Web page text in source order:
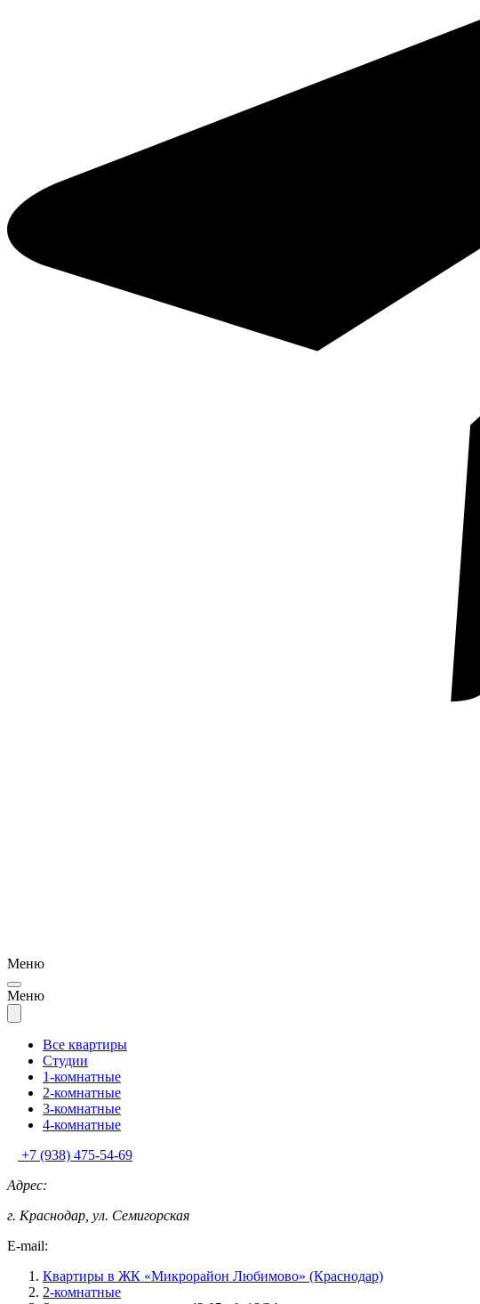
Меню
Меню
Все квартиры
Студии
1-комнатные
2-комнатные
3-комнатные
4-комнатные
+7 (938) 475-54-69
Адрес:
г. Краснодар, ул. Семигорская
E-mail:
Квартиры в ЖК «Микрорайон Любимово» (Краснодар)
2-комнатные